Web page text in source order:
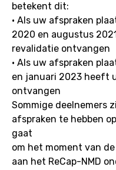
betekent dit:
• Als uw afspraken
2020 en augustus
revalidatie ontvangen
• Als uw afspraken
en januari 2023 heeft
ontvangen
Sommige deelnemers
afspraken te hebben
gaat
om het moment van
aan het ReCap-NMD